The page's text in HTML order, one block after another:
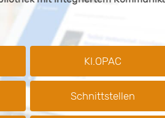
KI.OPAC
Schnittstellen